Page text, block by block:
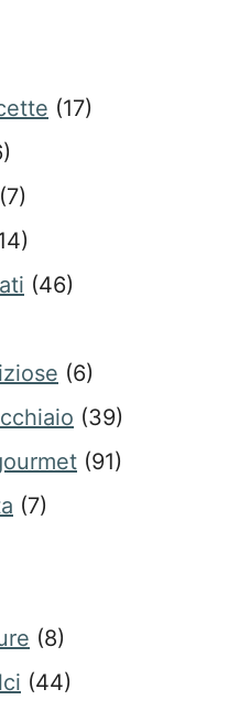
(17)
(7)
(46)
(6)
(39)
(91)
(7)
(8)
(44)